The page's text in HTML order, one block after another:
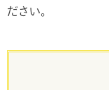
ださい。